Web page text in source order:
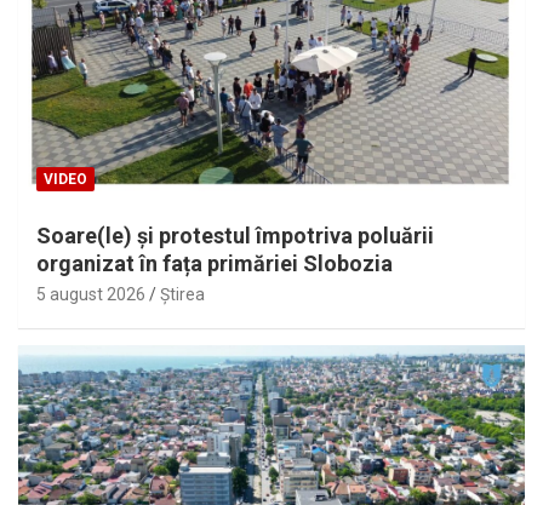
VIDEO
Soare(le) și protestul împotriva poluării
organizat în fața primăriei Slobozia
5 august 2026 Ştirea